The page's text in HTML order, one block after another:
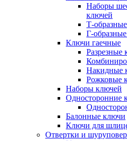
Наборы
ключей
Т-
Г-
Ключи гаечные
Разрезные
Накидные
Рожковые
Наборы ключей
Односторонние
Балонные ключи
Ключи для
Отвертки и